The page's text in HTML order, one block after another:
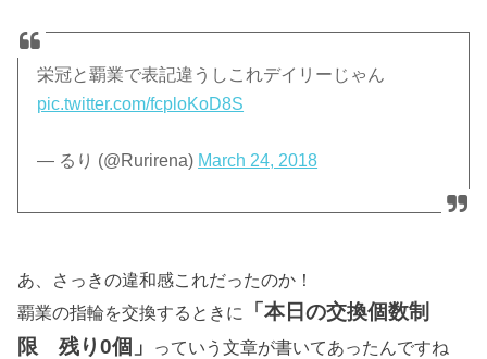
栄冠と覇業で表記違うしこれデイリーじゃん
pic.twitter.com/fcploKoD8S
— るり (@Rurirena) March 24, 2018
あ、さっきの違和感これだったのか！
覇業の指輪を交換するときに
「本日の交換個数制
限 残り0個」
っていう文章が書いてあったんですね